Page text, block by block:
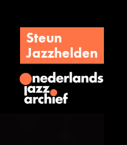
Steun
Jazzhelden